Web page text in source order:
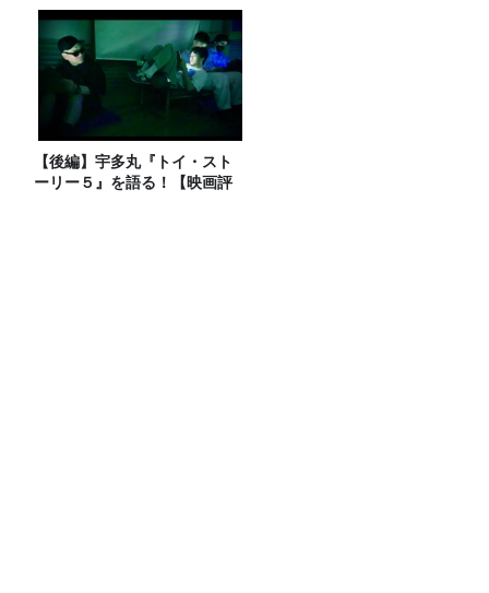
【後編】宇多丸『トイ・スト
ーリー５』を語る！【映画評